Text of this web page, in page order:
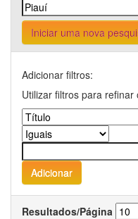
Iniciar uma nova
Adicionar filtros:
Utilizar filtros para
Resultados/Página